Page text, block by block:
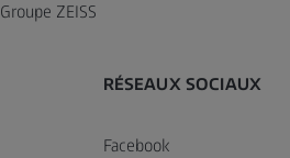
Groupe ZEISS
RÉSEAUX SOCIAUX
Facebook